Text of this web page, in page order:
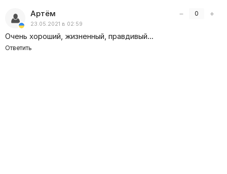
− 0 +
Артём
23.05.2021 в 02:59
Очень хороший, жизненный, правдивый…
Ответить